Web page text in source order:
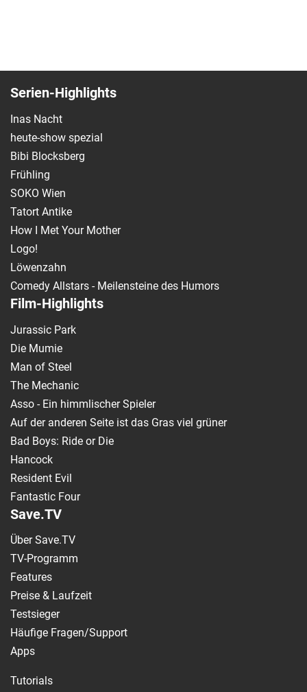
Serien-Highlights
Inas Nacht
heute-show spezial
Bibi Blocksberg
Frühling
SOKO Wien
Tatort Antike
How I Met Your Mother
Logo!
Löwenzahn
Comedy Allstars - Meilensteine des Humors
Film-Highlights
Jurassic Park
Die Mumie
Man of Steel
The Mechanic
Asso - Ein himmlischer Spieler
Auf der anderen Seite ist das Gras viel grüner
Bad Boys: Ride or Die
Hancock
Resident Evil
Fantastic Four
Save.TV
Über Save.TV
TV-Programm
Features
Preise & Laufzeit
Testsieger
Häufige Fragen/Support
Apps
Tutorials